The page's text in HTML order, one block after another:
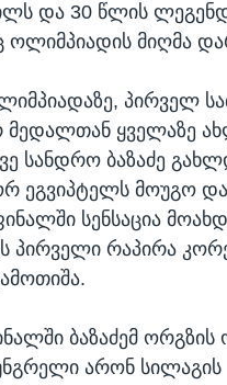
და 30 წლის
ოლიმპიადის მიღმა
პირველ
მედალთან ყველაზე
სანდრო ბაზაძე
ეგვიპტელს მოუგო და
სენსაცია
პირველი რაპირა
ბაზაძემ
არონ სილაგის